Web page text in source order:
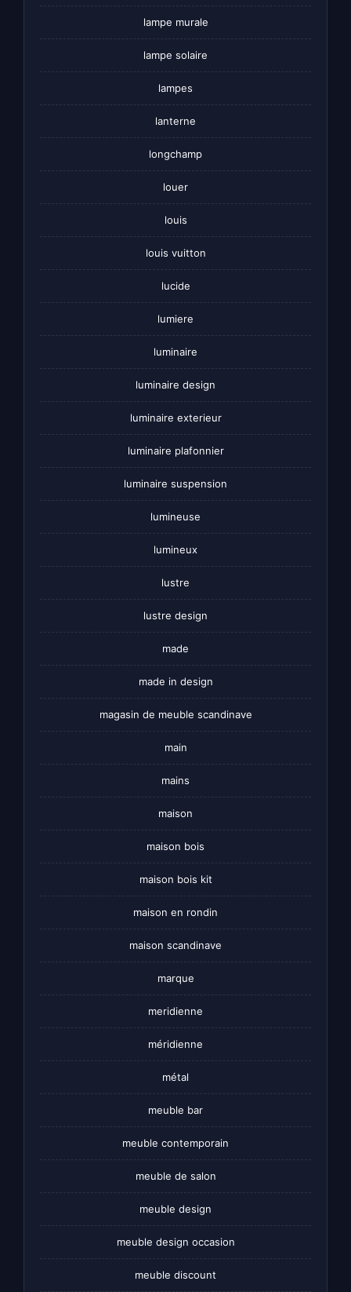
lampe murale
lampe solaire
lampes
lanterne
longchamp
louer
louis
louis vuitton
lucide
lumiere
luminaire
luminaire design
luminaire exterieur
luminaire plafonnier
luminaire suspension
lumineuse
lumineux
lustre
lustre design
made
made in design
magasin de meuble scandinave
main
mains
maison
maison bois
maison bois kit
maison en rondin
maison scandinave
marque
meridienne
méridienne
métal
meuble bar
meuble contemporain
meuble de salon
meuble design
meuble design occasion
meuble discount